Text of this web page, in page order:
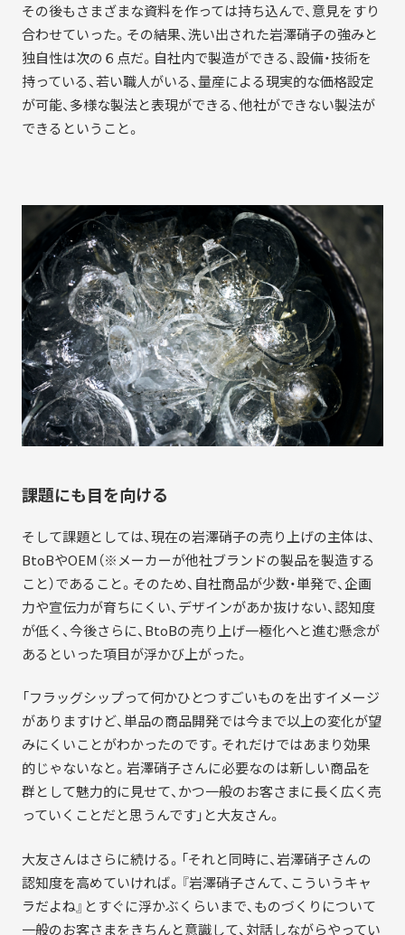
その後もさまざまな資料を作っては持ち込んで、意見をすり
合わせていった。その結果、洗い出された岩澤硝子の強みと
独自性は次の６点だ。自社内で製造ができる、設備・技術を
持っている、若い職人がいる、量産による現実的な価格設定
が可能、多様な製法と表現ができる、他社ができない製法が
できるということ。
課題にも目を向ける
そして課題としては、現在の岩澤硝子の売り上げの主体は、
BtoBやOEM（※メーカーが他社ブランドの製品を製造する
こと）であること。そのため、自社商品が少数・単発で、企画
力や宣伝力が育ちにくい、デザインがあか抜けない、認知度
が低く、今後さらに、BtoBの売り上げ一極化へと進む懸念が
あるといった項目が浮かび上がった。
「フラッグシップって何かひとつすごいものを出すイメージ
がありますけど、単品の商品開発では今まで以上の変化が望
みにくいことがわかったのです。それだけではあまり効果
的じゃないなと。岩澤硝子さんに必要なのは新しい商品を
群として魅力的に見せて、かつ一般のお客さまに長く広く売
っていくことだと思うんです」と大友さん。
大友さんはさらに続ける。「それと同時に、岩澤硝子さんの
認知度を高めていければ。『岩澤硝子さんて、こういうキャ
ラだよね』とすぐに浮かぶくらいまで、ものづくりについて
一般のお客さまをきちんと意識して、対話しながらやってい